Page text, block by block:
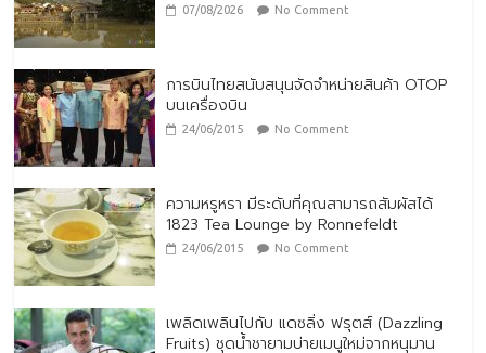
07/08/2026 No Comment
การบินไทยสนับสนุนจัดจำหน่ายสินค้า OTOP
บนเครื่องบิน
24/06/2015 No Comment
ความหรูหรา มีระดับที่คุณสามารถสัมผัสได้
1823 Tea Lounge by Ronnefeldt
24/06/2015 No Comment
เพลิดเพลินไปกับ แดซลิ่ง ฟรุตส์ (Dazzling
Fruits) ชุดน้ำชายามบ่ายเมนูใหม่จากหนุมาน